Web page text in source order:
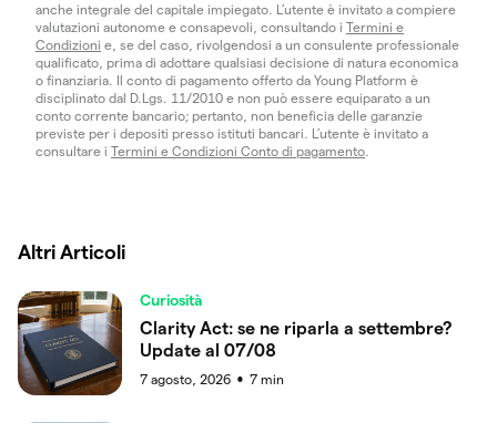
anche integrale del capitale impiegato. L’utente è invitato a compiere
valutazioni autonome e consapevoli, consultando i Termini e
Condizioni e, se del caso, rivolgendosi a un consulente professionale
qualificato, prima di adottare qualsiasi decisione di natura economica
o finanziaria. Il conto di pagamento offerto da Young Platform è
disciplinato dal D.Lgs. 11/2010 e non può essere equiparato a un
conto corrente bancario; pertanto, non beneficia delle garanzie
previste per i depositi presso istituti bancari. L’utente è invitato a
consultare i Termini e Condizioni Conto di pagamento.
Altri Articoli
Curiosità
Clarity Act: se ne riparla a settembre?
Update al 07/08
7 agosto, 2026 ● 7 min